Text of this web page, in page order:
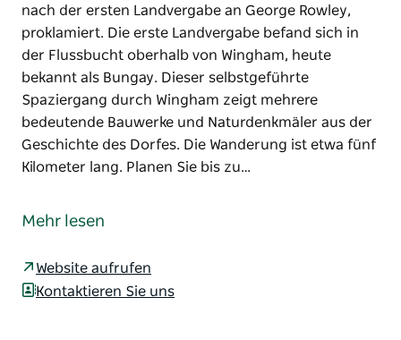
nach der ersten Landvergabe an George Rowley,
proklamiert. Die erste Landvergabe befand sich in
der Flussbucht oberhalb von Wingham, heute
bekannt als Bungay. Dieser selbstgeführte
Spaziergang durch Wingham zeigt mehrere
bedeutende Bauwerke und Naturdenkmäler aus der
Geschichte des Dorfes. Die Wanderung ist etwa fünf
Kilometer lang. Planen Sie bis zu…
Region Manning. Das Dorf wurde 1844, drei Jahre
der Flussbucht oberhalb von Wingham, heute
bekannt als Bungay.
Mehr lesen
Website aufrufen
Kontaktieren Sie uns